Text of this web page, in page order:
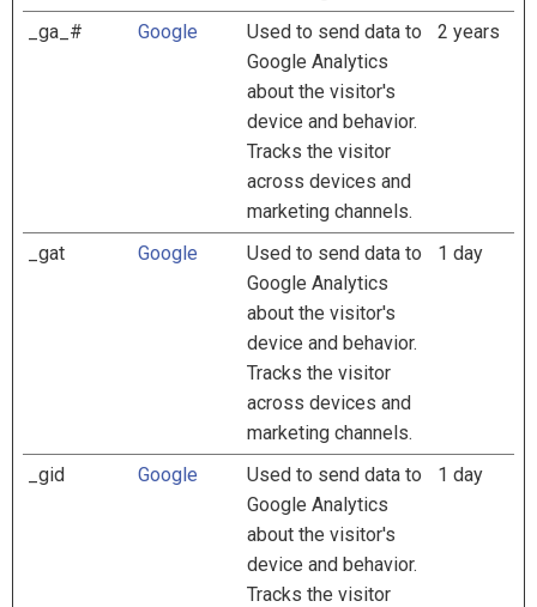
_ga_# Google
Used to send data to
Google Analytics
about the visitor's
device and behavior.
Tracks the visitor
across devices and
marketing channels.
2 years
_gat Google
Used to send data to
Google Analytics
about the visitor's
device and behavior.
Tracks the visitor
across devices and
marketing channels.
1 day
_gid Google
Used to send data to
Google Analytics
about the visitor's
device and behavior.
Tracks the visitor
1 day